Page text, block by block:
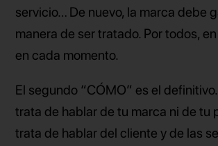
servicio… De nuevo, la marca debe
manera de ser tratado. Por todos,
en cada momento.
El segundo “CÓMO” es el
trata de hablar de tu marca ni de tu
trata de hablar del cliente y de las